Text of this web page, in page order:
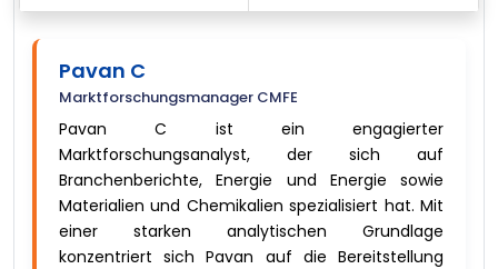
Pavan C
Marktforschungsmanager CMFE
Pavan C ist ein engagierter
Marktforschungsanalyst, der sich auf
Branchenberichte, Energie und Energie sowie
Materialien und Chemikalien spezialisiert hat. Mit
einer starken analytischen Grundlage
konzentriert sich Pavan auf die Bereitstellung